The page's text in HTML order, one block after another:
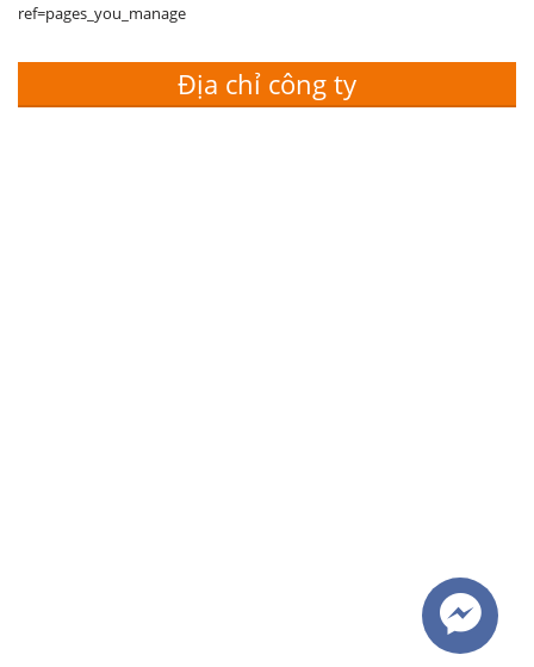
ref=pages_you_manage
Địa chỉ công ty